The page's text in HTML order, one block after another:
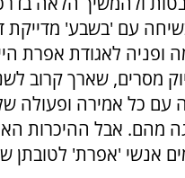
עם 'בשבע' מדייקת
ופניה לאגודת אפרת
מסרים, שארך קרוב
כל אמירה ופעולה של
מהם. אבל ההיכרות
אנשי 'אפרת' לטובתן